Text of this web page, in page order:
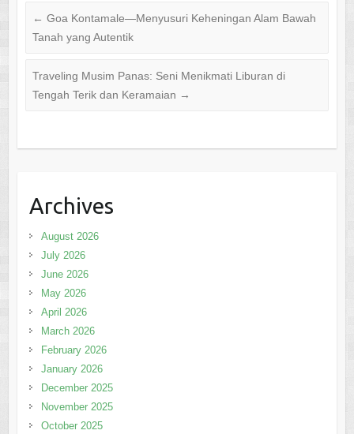
← Goa Kontamale—Menyusuri Keheningan Alam Bawah
Tanah yang Autentik
Traveling Musim Panas: Seni Menikmati Liburan di
Tengah Terik dan Keramaian →
Archives
August 2026
July 2026
June 2026
May 2026
April 2026
March 2026
February 2026
January 2026
December 2025
November 2025
October 2025